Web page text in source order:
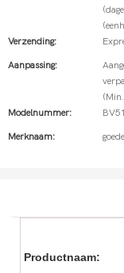
Verzending:
Aanpassing:
Modelnummer:
Merknaam:
Productnaam: